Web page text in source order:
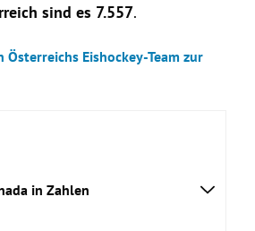
sind es 7.557.
Eishockey-Team zur
in Zahlen